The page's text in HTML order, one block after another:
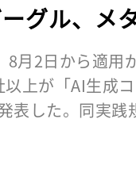
グル、メ
月2日から適用
上が「AI生成
表した。同実